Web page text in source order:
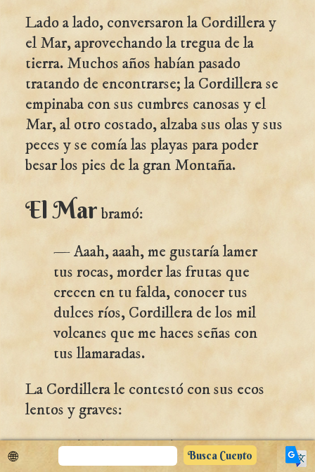
Lado a lado, conversaron la Cordillera y
el Mar, aprovechando la tregua de la
tierra. Muchos años habían pasado
tratando de encontrarse; la Cordillera se
empinaba con sus cumbres canosas y el
Mar, al otro costado, alzaba sus olas y sus
peces y se comía las playas para poder
besar los pies de la gran Montaña.
El Mar bramó:
— Aaah, aaah, me gustaría lamer
tus rocas, morder las frutas que
crecen en tu falda, conocer tus
dulces ríos, Cordillera de los mil
volcanes que me haces señas con
tus llamaradas.
La Cordillera le contestó con sus ecos
lentos y graves:
— A mí me gustaría caminar
sobre tus aguas, inmenso Mar,
🌐